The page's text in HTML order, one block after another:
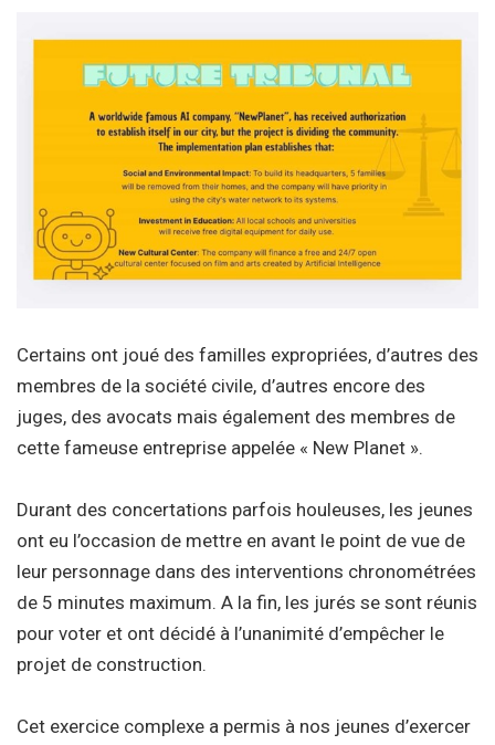
Certains ont joué des familles expropriées, d’autres des
membres de la société civile, d’autres encore des
juges, des avocats mais également des membres de
cette fameuse entreprise appelée « New Planet ».
Durant des concertations parfois houleuses, les jeunes
ont eu l’occasion de mettre en avant le point de vue de
leur personnage dans des interventions chronométrées
de 5 minutes maximum. A la fin, les jurés se sont réunis
pour voter et ont décidé à l’unanimité d’empêcher le
projet de construction.
Cet exercice complexe a permis à nos jeunes d’exercer